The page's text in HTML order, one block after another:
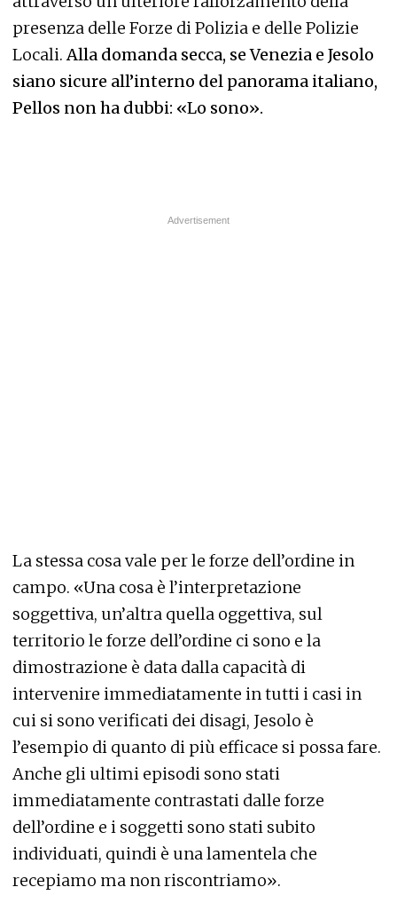
presenza delle Forze di Polizia e delle Polizie
Locali. Alla domanda secca, se Venezia e Jesolo
siano sicure all’interno del panorama italiano,
Pellos non ha dubbi: «Lo sono».
La stessa cosa vale per le forze dell’ordine in
campo. «Una cosa è l’interpretazione
soggettiva, un’altra quella oggettiva, sul
territorio le forze dell’ordine ci sono e la
dimostrazione è data dalla capacità di
intervenire immediatamente in tutti i casi in
cui si sono verificati dei disagi, Jesolo è
l’esempio di quanto di più efficace si possa fare.
Anche gli ultimi episodi sono stati
immediatamente contrastati dalle forze
dell’ordine e i soggetti sono stati subito
individuati, quindi è una lamentela che
recepiamo ma non riscontriamo».